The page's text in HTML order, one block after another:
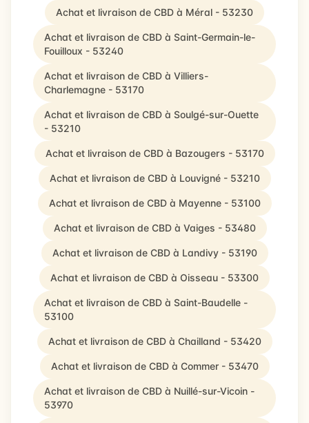
Achat et livraison de CBD à Méral - 53230
Achat et livraison de CBD à Saint-Germain-le-
Fouilloux - 53240
Achat et livraison de CBD à Villiers-
Charlemagne - 53170
Achat et livraison de CBD à Soulgé-sur-Ouette
- 53210
Achat et livraison de CBD à Bazougers - 53170
Achat et livraison de CBD à Louvigné - 53210
Achat et livraison de CBD à Mayenne - 53100
Achat et livraison de CBD à Vaiges - 53480
Achat et livraison de CBD à Landivy - 53190
Achat et livraison de CBD à Oisseau - 53300
Achat et livraison de CBD à Saint-Baudelle -
53100
Achat et livraison de CBD à Chailland - 53420
Achat et livraison de CBD à Commer - 53470
Achat et livraison de CBD à Nuillé-sur-Vicoin -
53970